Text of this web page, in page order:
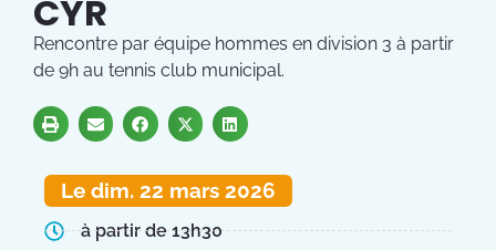
CYR
Rencontre par équipe hommes en division 3 à partir
de 9h au tennis club municipal.
Le dim. 22 mars 2026
à partir de 13h30